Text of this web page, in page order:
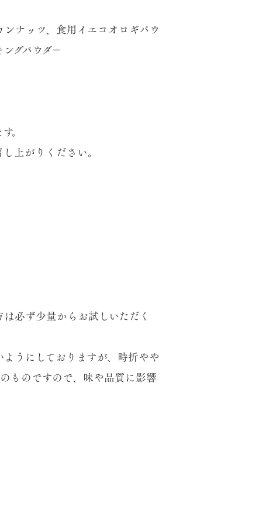
ナッツ、食用イエコオロギパウ
グパウダー
。
上がりください。
必ず少量からお試しいただく
うにしておりますが、時折やや
ものですので、味や品質に影響